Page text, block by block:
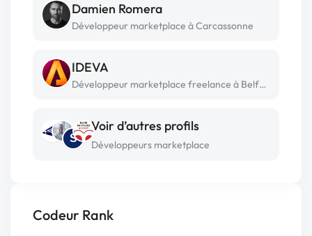
Codeur Rank
Damien Romera
Développeur marketplace à Carcassonne
IDEVA
Développeur marketplace freelance à Belfort
S
Voir d’autres profils
Développeurs marketplace